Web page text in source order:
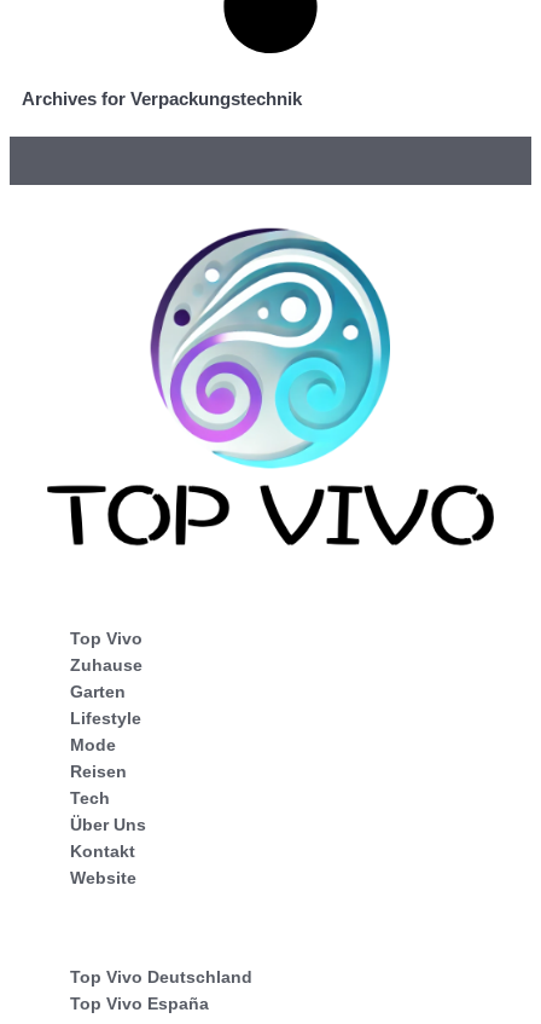
Archives for Verpackungstechnik
Top Vivo
Zuhause
Garten
Lifestyle
Mode
Reisen
Tech
Über Uns
Kontakt
Website
Top Vivo Deutschland
Top Vivo España